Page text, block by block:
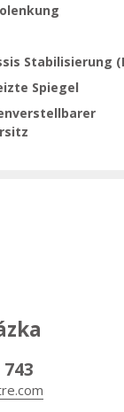
Stabilisierung
Spiegel